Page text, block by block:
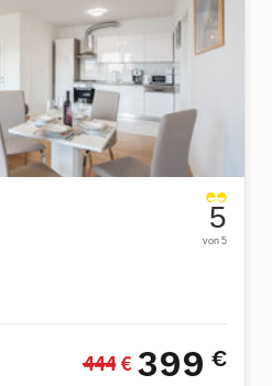
5
von 5
444 € 399 €